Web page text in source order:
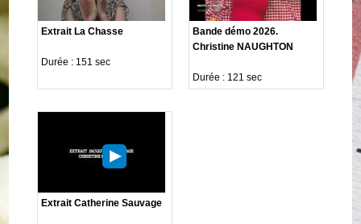
Extrait La Chasse
Durée : 151 sec
Bande démo 2026.
Christine NAUGHTON
Durée : 121 sec
Extrait Catherine Sauvage